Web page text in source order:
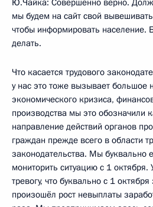
Ю.Чайка: Совершенно верно.
мы будем на сайт свой
чтобы информировать население.
делать.
Что касается трудового
у нас это тоже вызывает большое
экономического кризиса,
производства мы это обозначили
направление действий органов
граждан прежде всего в области
законодательства. Мы буквально
мониторить ситуацию с 1
тревогу, что буквально с 1
произошёл рост невыплаты